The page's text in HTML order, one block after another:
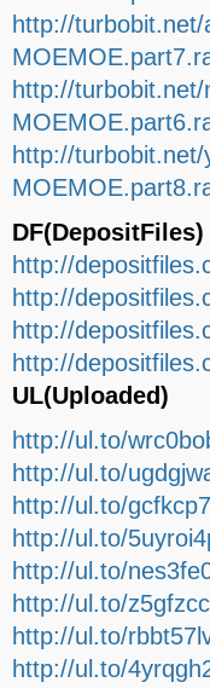
http://
http://
http://
DF(DepositFiles)
http://
http://
http://
http://
UL(Uploaded)
http://ul.to/
http://ul.to/
http://ul.to/
http://ul.to/
http://ul.to/
http://ul.to/
http://ul.to/
http://ul.to/